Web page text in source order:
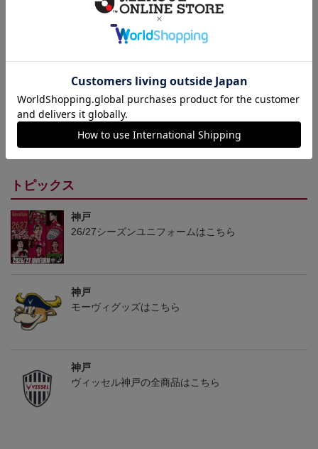
26/27_【レプリカ】ユニ
22,000円
26/27_【オーセン】ユニ
フォーム（1st）
26/27_キッズTシャツ
トピックス
神戸
26/27シーズンユニフォームはこちら
神戸
モーヴィグッズはこちら
神戸
ヴィッセル神戸の全商品はこちら